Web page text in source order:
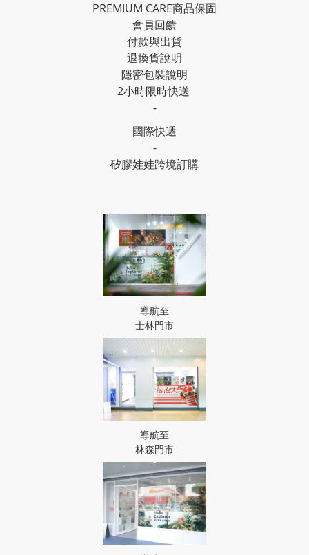
PREMIUM CARE商品保固
會員回饋
付款與出貨
退換貨說明
隱密包裝說明
2小時限時快送
-
國際快遞
-
矽膠娃娃跨境訂購
導航至
士林門市
導航至
林森門市